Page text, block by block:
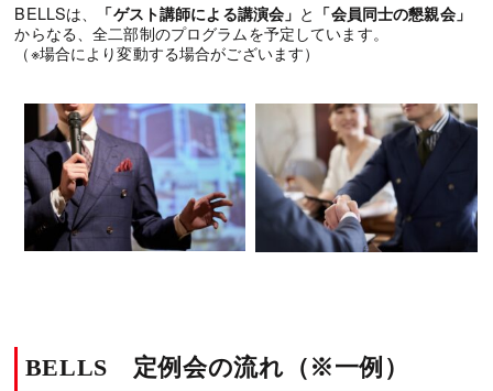
BELLSは、 「ゲスト講師による講演会」 と 「会員同士の懇親会」
からなる、全二部制のプログラムを予定しています。
（※場合により変動する場合がございます）
BELLS 定例会の流れ（※一例）